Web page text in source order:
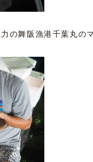
の舞阪漁港千葉丸の